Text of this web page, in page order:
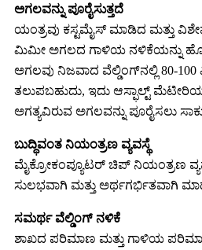
ಅಗಲವನ್ನು ಪೂರೈಸುತ್ತದೆ
ಯಂತ್ರವು ಕಸ್ಟಮೈಸ್ ಮಾಡಿದ ಮತ್ತು
ಮಿಮೀ ಅಗಲದ ಗಾಳಿಯ ನಳಿಕೆಯನ್ನು
ಅಗಲವು ನಿಜವಾದ ವೆಲ್ಡಿಂಗ್‌ನಲ್ಲಿ 80-
ತಲುಪಬಹುದು, ಇದು ಆಸ್ಫಾಲ್ಟ್
ಅಗತ್ಯವಿರುವ ಅಗಲವನ್ನು ಪೂರೈಸಲು
ಬುದ್ಧಿವಂತ ನಿಯಂತ್ರಣ ವ್ಯವಸ್ಥೆ
ಮೈಕ್ರೋಕಂಪ್ಯೂಟರ್ ಚಿಪ್ ನಿಯಂತ್ರಣ
ಸುಲಭವಾಗಿ ಮತ್ತು ಅರ್ಥಗರ್ಭಿತವಾಗಿ
ಸಮರ್ಥ ವೆಲ್ಡಿಂಗ್ ನಳಿಕೆ
ಶಾಖದ ಪರಿಮಾಣ ಮತ್ತು ಗಾಳಿಯ